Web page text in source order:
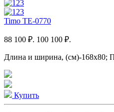
Timo TE-0770
88 100 ₽. 100 100 ₽.
Длина и ширина, (см)-168x80;
Купить